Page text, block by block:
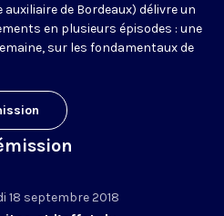
de Bordeaux) délivre un
en plusieurs épisodes : une
sur les fondamentaux de
18 septembre 2018